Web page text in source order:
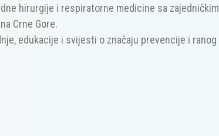
hirurgije i respiratorne medicine sa zajedničkim
Crne Gore.
edukacije i svijesti o značaju prevencije i ranog